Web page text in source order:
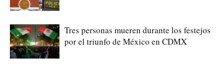
Tres personas mueren durante los festejos
por el triunfo de México en CDMX